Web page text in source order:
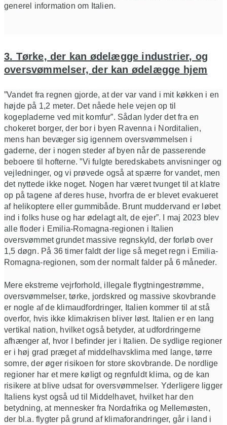
generel information om Italien.
3. Tørke, der kan ødelægge industrier, og
oversvømmelser, der kan ødelægge hjem
”Vandet fra regnen gjorde, at der var vand i mit køkken i en
højde på 1,2 meter. Det nåede hele vejen op til
kogepladerne ved mit komfur”. Sådan lyder det fra en
chokeret borger, der bor i byen Ravenna i Norditalien,
mens han bevæger sig igennem oversvømmelsen i
gaderne, der i nogen steder af byen når de passerende
beboere til hofterne. ”Vi fulgte beredskabets anvisninger og
vejledninger, og vi prøvede også at spærre for vandet, men
det nyttede ikke noget. Nogen har været tvunget til at klatre
op på tagene af deres huse, hvorfra de er blevet evakueret
af helikoptere eller gummibåde. Brunt muddervand er løbet
ind i folks huse og har ødelagt alt, de ejer”. I maj 2023 blev
alle floder i Emilia-Romagna-regionen i Italien
oversvømmet grundet massive regnskyld, der forløb over
1,5 døgn. På 36 timer faldt der lige så meget regn i Emilia-
Romagna-regionen, som der normalt falder på 6 måneder.
Mere ekstreme vejrforhold, illegale flygtningestrømme,
oversvømmelser, tørke, jordskred og massive skovbrande
er nogle af de klimaudfordringer, Italien kommer til at stå
overfor, hvis ikke klimakrisen bliver løst. Italien er en lang
vertikal nation, hvilket også betyder, at udfordringerne
afhænger af, hvor I befinder jer i Italien. De sydlige regioner
er i høj grad præget af middelhavsklima med lange, tørre
somre, der øger risikoen for store skovbrande. De nordlige
regioner har et mere køligt og regnfuldt klima, og de kan
risikere at blive udsat for oversvømmelser. Yderligere ligger
Italiens kyst også ud til Middelhavet, hvilket har den
betydning, at mennesker fra Nordafrika og Mellemøsten,
der bl.a. flygter på grund af klimaforandringer, går i land i